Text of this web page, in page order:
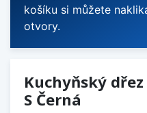
košíku si můžete
otvory.
Kuchyňský dřez
S Černá